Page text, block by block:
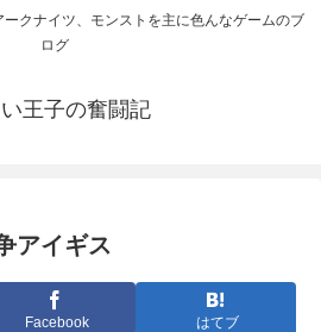
クナイツ、モンストを主に色んなゲームのブ
ログ
王子の奮闘記
アイギス
Facebook はてブ